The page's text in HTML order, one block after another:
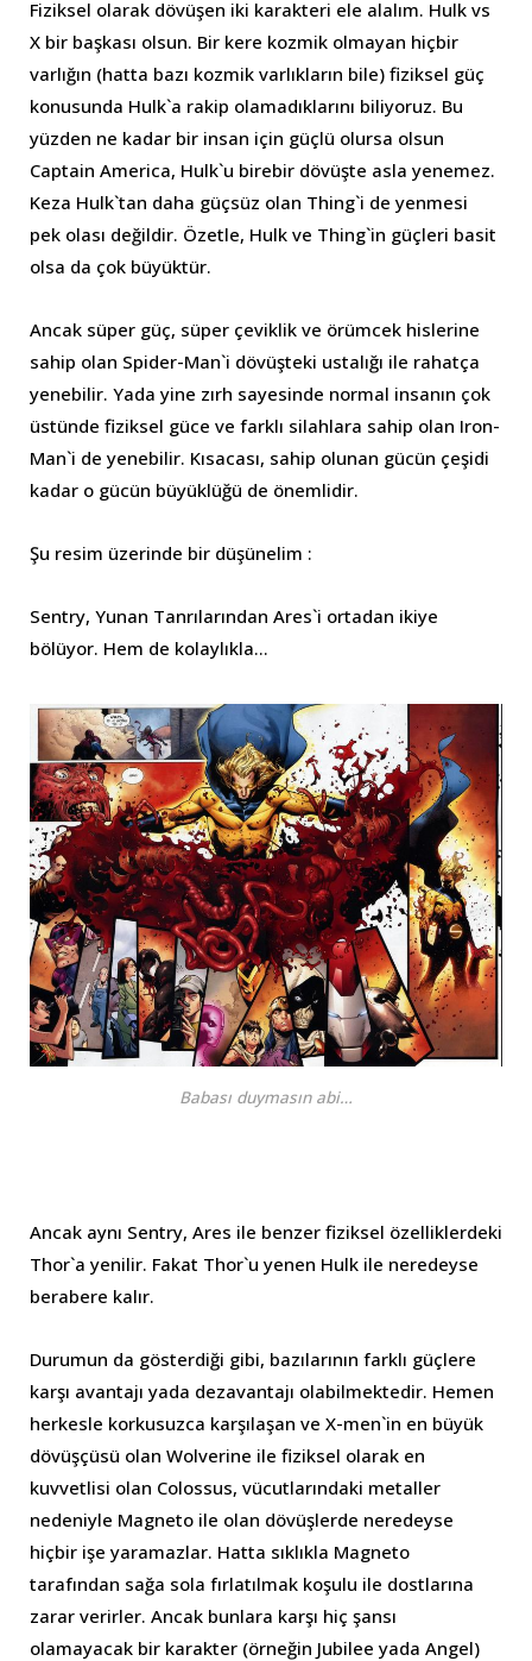
Fiziksel olarak dövüşen iki karakteri ele alalım. Hulk vs
X bir başkası olsun. Bir kere kozmik olmayan hiçbir
varlığın (hatta bazı kozmik varlıkların bile) fiziksel güç
konusunda Hulk`a rakip olamadıklarını biliyoruz. Bu
yüzden ne kadar bir insan için güçlü olursa olsun
Captain America, Hulk`u birebir dövüşte asla yenemez.
Keza Hulk`tan daha güçsüz olan Thing`i de yenmesi
pek olası değildir. Özetle, Hulk ve Thing`in güçleri basit
olsa da çok büyüktür.
Ancak süper güç, süper çeviklik ve örümcek hislerine
sahip olan Spider-Man`i dövüşteki ustalığı ile rahatça
yenebilir. Yada yine zırh sayesinde normal insanın çok
üstünde fiziksel güce ve farklı silahlara sahip olan Iron-
Man`i de yenebilir. Kısacası, sahip olunan gücün çeşidi
kadar o gücün büyüklüğü de önemlidir.
Şu resim üzerinde bir düşünelim :
Sentry, Yunan Tanrılarından Ares`i ortadan ikiye
bölüyor. Hem de kolaylıkla…
Babası duymasın abi…
Ancak aynı Sentry, Ares ile benzer fiziksel özelliklerdeki
Thor`a yenilir. Fakat Thor`u yenen Hulk ile neredeyse
berabere kalır.
Durumun da gösterdiği gibi, bazılarının farklı güçlere
karşı avantajı yada dezavantajı olabilmektedir. Hemen
herkesle korkusuzca karşılaşan ve X-men`in en büyük
dövüşçüsü olan Wolverine ile fiziksel olarak en
kuvvetlisi olan Colossus, vücutlarındaki metaller
nedeniyle Magneto ile olan dövüşlerde neredeyse
hiçbir işe yaramazlar. Hatta sıklıkla Magneto
tarafından sağa sola fırlatılmak koşulu ile dostlarına
zarar verirler. Ancak bunlara karşı hiç şansı
olamayacak bir karakter (örneğin Jubilee yada Angel)